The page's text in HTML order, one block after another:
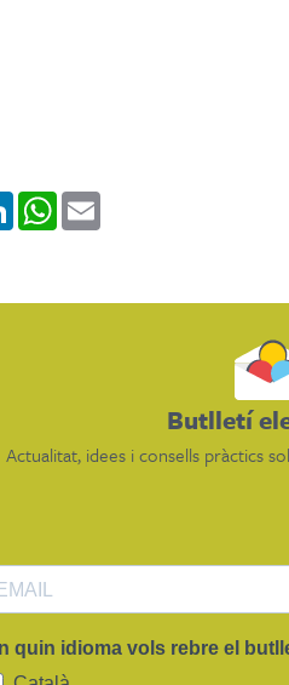
LinkedInWhatsApp
Email
Butlletí
Actualitat, idees i consells pràctics